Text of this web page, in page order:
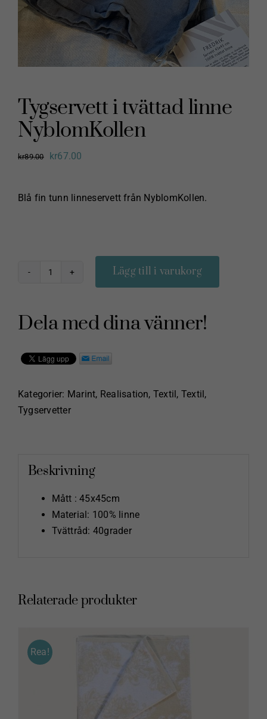
Tygservett i tvättad linne
NyblomKollen
kr89.00
Det
var:
kr67.00
är:
Blå fin tunn linneservett från NyblomKollen.
linne
mängd
Lägg till i varukorg
Dela med dina vänner!
Kategorier: Marint, Realisation, Textil, Textil,
Tygservetter
Beskrivning
Mått : 45x45cm
Material: 100% linne
Tvättråd: 40grader
Relaterade produkter
Rea!